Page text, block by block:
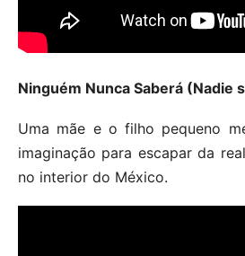
Ninguém Nunca Saberá (Nadie
Uma mãe e o filho pequeno
imaginação para escapar da
no interior do México.